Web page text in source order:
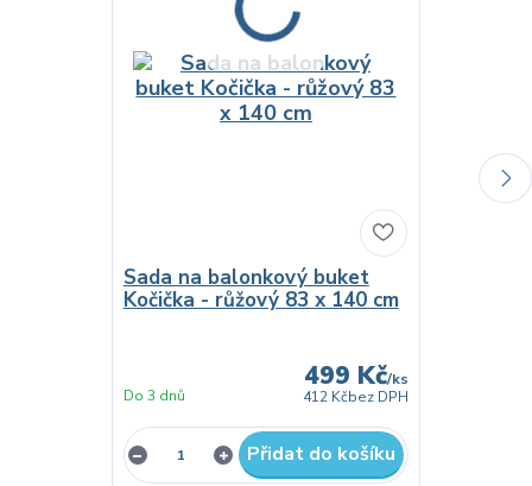
Sada na balonkový buket
Kočička - růžový 83 x 140 cm
499 Kč/ks
412 Kčbez DPH
Do 3 dnů
Přidat do košíku